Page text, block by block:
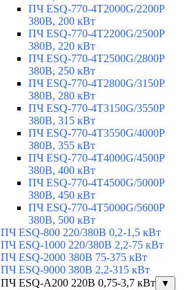
ПЧ ESQ-770-4T2000G/2200P
380В, 200 кВт
ПЧ ESQ-770-4T2200G/2500P
380В, 220 кВт
ПЧ ESQ-770-4T2500G/2800P
380В, 250 кВт
ПЧ ESQ-770-4T2800G/3150P
380В, 280 кВт
ПЧ ESQ-770-4T3150G/3550P
380В, 315 кВт
ПЧ ESQ-770-4T3550G/4000P
380В, 355 кВт
ПЧ ESQ-770-4T4000G/4500P
380В, 400 кВт
ПЧ ESQ-770-4T4500G/5000P
380В, 450 кВт
ПЧ ESQ-770-4T5000G/5600P
380В, 500 кВт
ПЧ ESQ-800 220/380В 0,2-1,5 кВт
ПЧ ESQ-1000 220/380В 2,2-75 кВт
ПЧ ESQ-2000 380В 75-375 кВт
ПЧ ESQ-9000 380В 2,2-315 кВт
ПЧ ESQ-A200 220В 0,75-3,7 кВт
▼